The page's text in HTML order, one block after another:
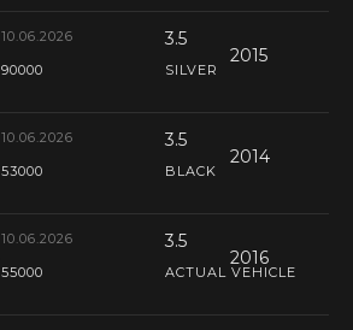
10.06.2026 3.5
2015
90000 SILVER
10.06.2026 3.5
2014
53000 BLACK
10.06.2026 3.5
2016
55000 ACTUAL VEHICLE